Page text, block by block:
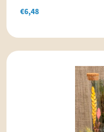
€6,48